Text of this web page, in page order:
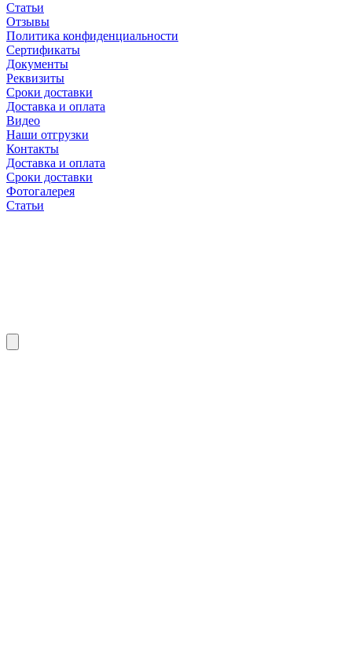
Статьи
Отзывы
Политика конфиденциальности
Сертификаты
Документы
Реквизиты
Сроки доставки
Доставка и оплата
Видео
Наши отгрузки
Контакты
Доставка и оплата
Сроки доставки
Фотогалерея
Статьи